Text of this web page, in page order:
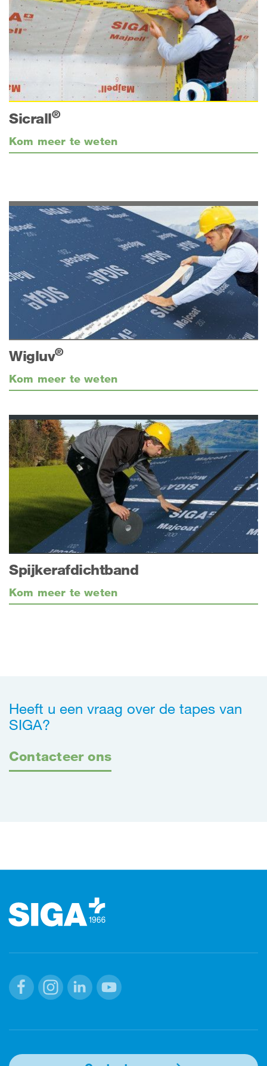
Sicrall®
Kom meer te weten
Wigluv®
Kom meer te weten
Spijkerafdichtband
Kom meer te weten
Heeft u een vraag over de tapes van
SIGA?
Contacteer ons